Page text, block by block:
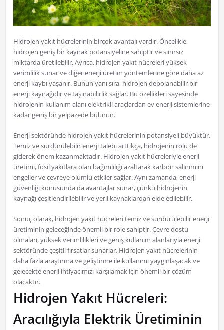
Hidrojen yakıt hücrelerinin birçok avantajı vardır. Öncelikle,
hidrojen geniş bir kaynak potansiyeline sahiptir ve sınırsız
miktarda üretilebilir. Ayrıca, hidrojen yakıt hücreleri yüksek
verimlilik sunar ve diğer enerji üretim yöntemlerine göre daha az
enerji kaybı yaşanır. Bunun yanı sıra, hidrojen depolanabilir bir
enerji kaynağıdır ve taşınabilirlik sağlar. Bu özellikleri sayesinde
hidrojenin kullanım alanı elektrikli araçlardan ev enerji sistemlerine
kadar geniş bir yelpazede bulunur.
Enerji sektöründe hidrojen yakıt hücrelerinin potansiyeli büyüktür.
Temiz ve sürdürülebilir enerji talebi arttıkça, hidrojenin rolü de
giderek önem kazanmaktadır. Hidrojen yakıt hücreleriyle enerji
üretimi, fosil yakıtlara olan bağımlılığı azaltarak karbon salınımını
engeller ve çevreye olumlu etkiler sağlar. Aynı zamanda, enerji
güvenliği konusunda da avantajlar sunar, çünkü hidrojenin
kaynağı çeşitlendirilebilir ve yerli kaynaklardan elde edilebilir.
Sonuç olarak, hidrojen yakıt hücreleri temiz ve sürdürülebilir enerji
üretiminin geleceğinde önemli bir role sahiptir. Çevre dostu
olmaları, yüksek verimlilikleri ve geniş kullanım alanlarıyla enerji
sektöründe çeşitli fırsatlar sunarlar. Hidrojen yakıt hücrelerinin
daha fazla araştırma ve geliştirme ile kullanımı yaygınlaşacak ve
gelecekte enerji ihtiyacımızı karşılamak için önemli bir çözüm
olacaktır.
Hidrojen Yakıt Hücreleri:
Aracılığıyla Elektrik Üretiminin